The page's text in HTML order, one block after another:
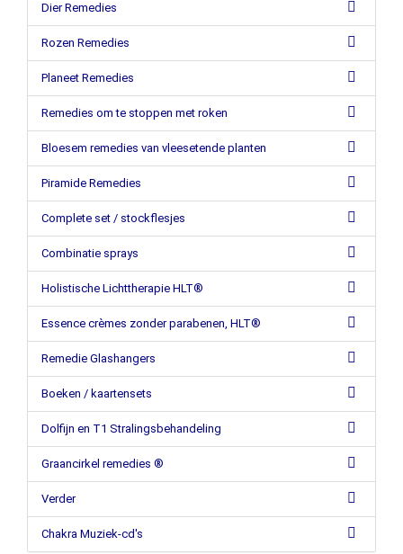
Dier Remedies
Rozen Remedies
Planeet Remedies
Remedies om te stoppen met roken
Bloesem remedies van vleesetende planten
Piramide Remedies
Complete set / stockflesjes
Combinatie sprays
Holistische Lichttherapie HLT®
Essence crèmes zonder parabenen, HLT®
Remedie Glashangers
Boeken / kaartensets
Dolfijn en T1 Stralingsbehandeling
Graancirkel remedies ®
Verder
Chakra Muziek-cd's